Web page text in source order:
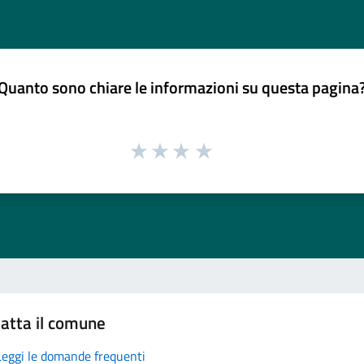
sono chiare le informazioni su questa
il comune
le domande frequenti